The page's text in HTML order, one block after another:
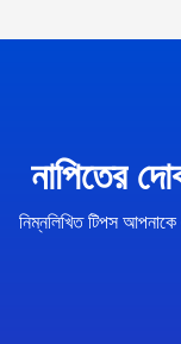
নাপিতের
নিম্নলিখিত টিপস